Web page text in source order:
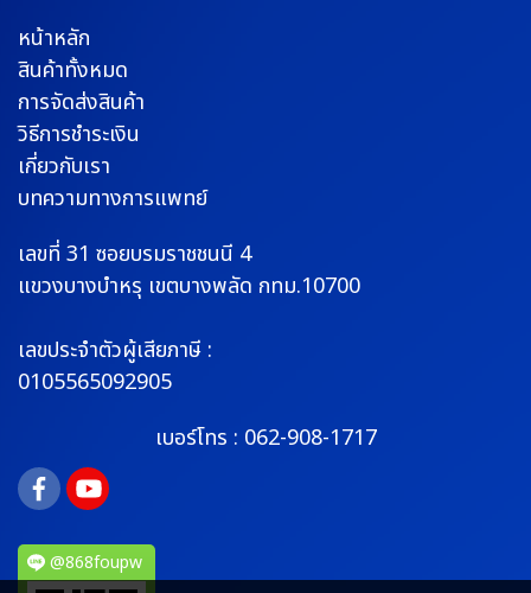
หน้าหลัก
สินค้าทั้งหมด
การจัดส่งสินค้า
วิธีการชำระเงิน
เกี่ยวกับเรา
บทความทางการแพทย์
เลขที่ 31 ซอยบรมราชชนนี 4
แขวงบางบำหรุ เขตบางพลัด กทม.10700
เลขประจำตัวผู้เสียภาษี :
0105565092905
เบอร์โทร : 062-908-1717
@868foupw